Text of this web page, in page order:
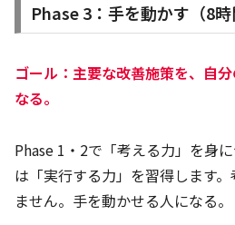
Phase 3：手を動かす（8時
ゴール：主要な改善施策を、自
なる。
Phase 1・2で「考える力」を身
は「実行する力」を習得します
ません。手を動かせる人になる。